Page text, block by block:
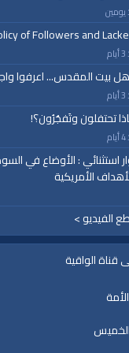
انحياز|مبدأ|المسجد|الخلافة
| إقتصاد|طريق النجاح|
يومين
of Followers and
بيت المقدس... اعرفوا
تحتفلون وتَفجُرُون؟!
استثنائي : الأوضاع في
الأمريكية
الفيديو >
قناة الواقية